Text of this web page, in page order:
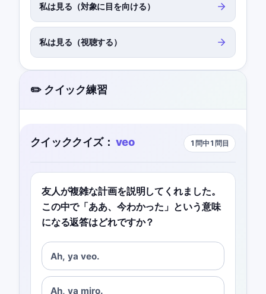
私は見る（対象に目を向ける）
私は見る（視聴する）
✏️ クイック練習
クイッククイズ： veo 1問中1問目
友人が複雑な計画を説明してくれました。
この中で「ああ、今わかった」という意味
になる返答はどれですか？
Ah, ya veo.
Ah, ya miro.